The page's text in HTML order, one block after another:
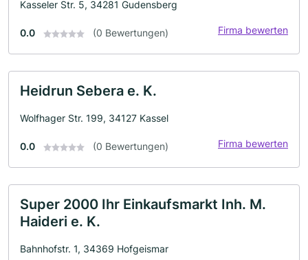
Kasseler Str. 5, 34281 Gudensberg
0.0 (0 Bewertungen) Firma bewerten
Heidrun Sebera e. K.
Wolfhager Str. 199, 34127 Kassel
0.0 (0 Bewertungen) Firma bewerten
Super 2000 Ihr Einkaufsmarkt Inh. M.
Haideri e. K.
Bahnhofstr. 1, 34369 Hofgeismar